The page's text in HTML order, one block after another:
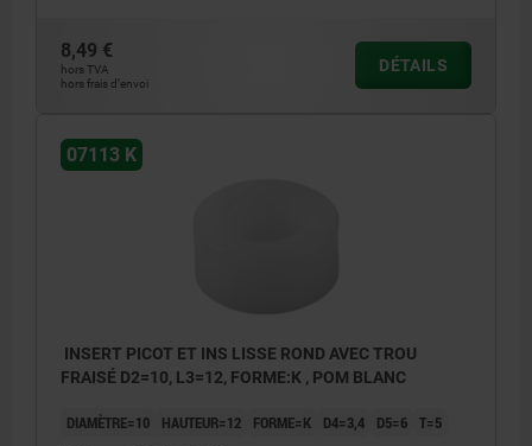
8,49 €
hors TVA
hors frais d’envoi
DÉTAILS
07113 K
INSERT PICOT ET INS LISSE ROND AVEC TROU
FRAISÉ D2=10, L3=12, FORME:K , POM BLANC
DIAMÈTRE=10 HAUTEUR=12 FORME=K D4=3,4 D5=6 T=5